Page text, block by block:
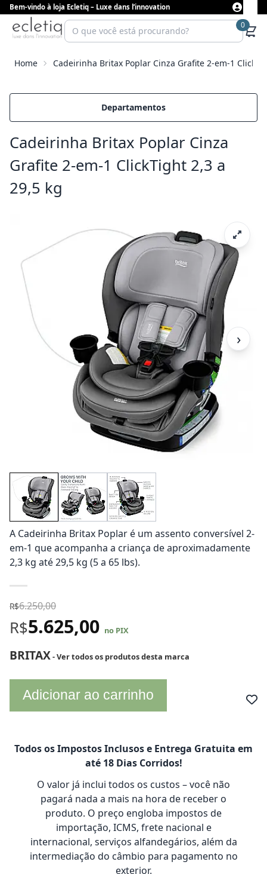
Bem-vindo à loja Ecletiq – Luxe dans l’innovation
0
Home Cadeirinha Britax Poplar Cinza Grafite 2-em-1
Departamentos
Cadeirinha Britax Poplar Cinza
Grafite 2-em-1 ClickTight 2,3 a
29,5 kg
›
A Cadeirinha Britax Poplar é um assento conversível 2-
em-1 que acompanha a criança de aproximadamente
2,3 kg até 29,5 kg (5 a 65 lbs).
R$6.250,00
R$5.625,00 no PIX
BRITAX- Ver todos os produtos desta marca
Adicionar ao carrinho
Todos os Impostos Inclusos e Entrega Gratuita em
até 18 Dias Corridos!
O valor já inclui todos os custos – você não
pagará nada a mais na hora de receber o
produto. O preço engloba impostos de
importação, ICMS, frete nacional e
internacional, serviços alfandegários, além da
intermediação do câmbio para pagamento no
exterior.